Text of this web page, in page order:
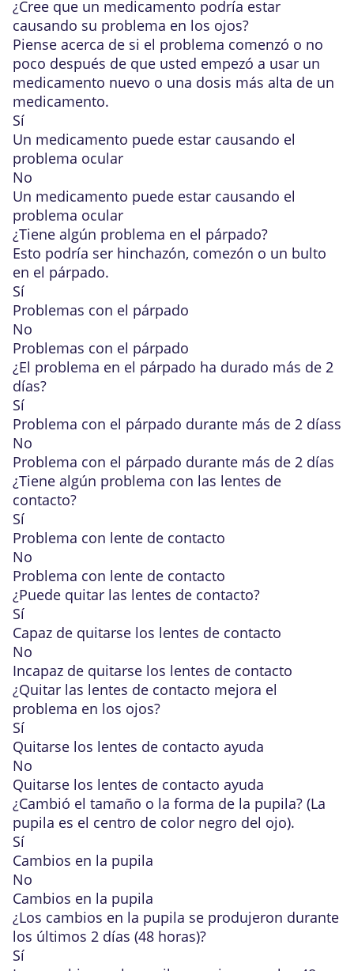
¿Cree que un medicamento podría estar
causando su problema en los ojos?
Piense acerca de si el problema comenzó o no
poco después de que usted empezó a usar un
medicamento nuevo o una dosis más alta de un
medicamento.
Sí
Un medicamento puede estar causando el
problema ocular
No
Un medicamento puede estar causando el
problema ocular
¿Tiene algún problema en el párpado?
Esto podría ser hinchazón, comezón o un bulto
en el párpado.
Sí
Problemas con el párpado
No
Problemas con el párpado
¿El problema en el párpado ha durado más de 2
días?
Sí
Problema con el párpado durante más de 2 díass
No
Problema con el párpado durante más de 2 días
¿Tiene algún problema con las lentes de
contacto?
Sí
Problema con lente de contacto
No
Problema con lente de contacto
¿Puede quitar las lentes de contacto?
Sí
Capaz de quitarse los lentes de contacto
No
Incapaz de quitarse los lentes de contacto
¿Quitar las lentes de contacto mejora el
problema en los ojos?
Sí
Quitarse los lentes de contacto ayuda
No
Quitarse los lentes de contacto ayuda
¿Cambió el tamaño o la forma de la pupila? (La
pupila es el centro de color negro del ojo).
Sí
Cambios en la pupila
No
Cambios en la pupila
¿Los cambios en la pupila se produjeron durante
los últimos 2 días (48 horas)?
Sí